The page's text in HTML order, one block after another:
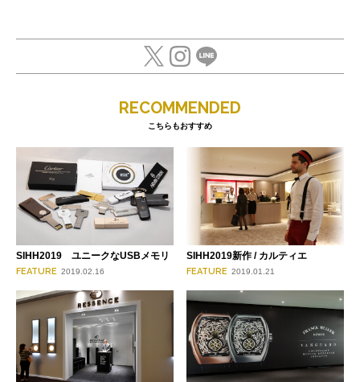
RECOMMENDED
こちらもおすすめ
SIHH2019 ユニークなUSBメモリ
FEATURE 2019.02.16
SIHH2019新作 / カルティエ
FEATURE 2019.01.21